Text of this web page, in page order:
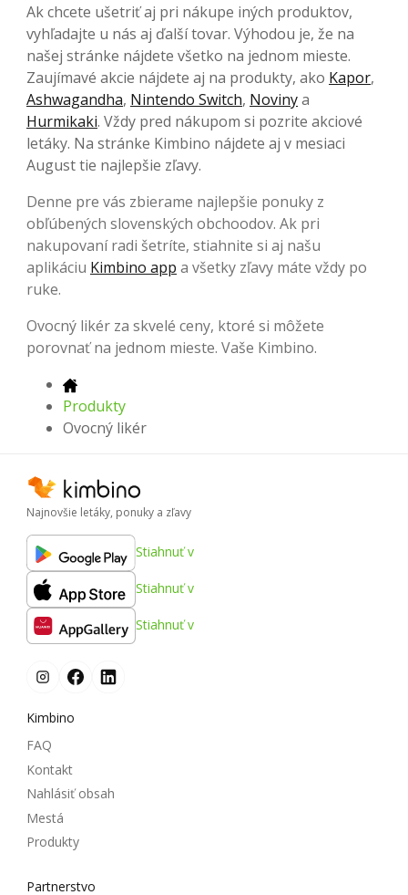
Ak chcete ušetriť aj pri nákupe iných produktov,
vyhľadajte u nás aj ďalší tovar. Výhodou je, že na
našej stránke nájdete všetko na jednom mieste.
Zaujímavé akcie nájdete aj na produkty, ako Kapor,
Ashwagandha, Nintendo Switch, Novinya
Hurmikaki. Vždy pred nákupom si pozrite akciové
letáky. Na stránke Kimbino nájdete aj v mesiaci
August tie najlepšie zľavy.
Denne pre vás zbierame najlepšie ponuky z
obľúbených slovenských obchoodov. Ak pri
nakupovaní radi šetríte, stiahnite si aj našu
aplikáciu Kimbino app a všetky zľavy máte vždy po
ruke.
Ovocný likér za skvelé ceny, ktoré si môžete
porovnať na jednom mieste. Vaše Kimbino.
Produkty
Ovocný likér
Najnovšie letáky, ponuky a zľavy
Stiahnuť v
Stiahnuť v
Stiahnuť v
Kimbino
FAQ
Kontakt
Nahlásiť obsah
Mestá
Produkty
Partnerstvo